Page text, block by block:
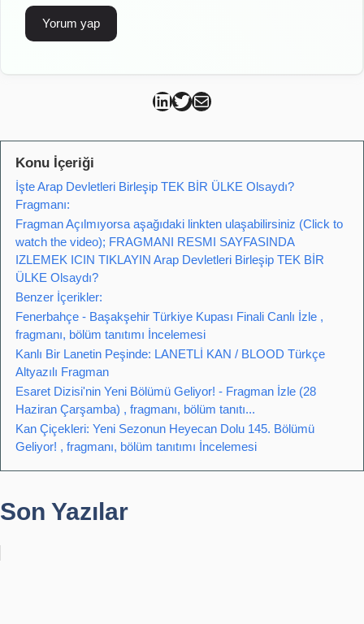
Can Kütahya Linkedin
Can Kütahya Twitter
Can Kütahya Mail
Konu İçeriği
İşte Arap Devletleri Birleşip TEK BİR ÜLKE Olsaydı?
Fragmanı:
Fragman Açılmıyorsa aşağıdaki linkten ulaşabilirsiniz (Click to
watch the video); FRAGMANI RESMI SAYFASINDA
IZLEMEK ICIN TIKLAYIN Arap Devletleri Birleşip TEK BİR
ÜLKE Olsaydı?
Benzer İçerikler:
Fenerbahçe - Başakşehir Türkiye Kupası Finali Canlı İzle ,
fragmanı, bölüm tanıtımı İncelemesi
Kanlı Bir Lanetin Peşinde: LANETLİ KAN / BLOOD Türkçe
Altyazılı Fragman
Esaret Dizisi'nin Yeni Bölümü Geliyor! - Fragman İzle (28
Haziran Çarşamba) , fragmanı, bölüm tanıtı...
Kan Çiçekleri: Yeni Sezonun Heyecan Dolu 145. Bölümü
Geliyor! , fragmanı, bölüm tanıtımı İncelemesi
Son Yazılar